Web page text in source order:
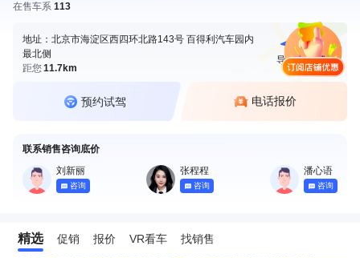
在售车系 113
地址：北京市海淀区西四环北路143号 百得利汽车园内
最北侧
距您11.7km
导航 电话
预约试驾 电话报价
联系销售咨询底价
刘新丽
咨询
张程程
咨询
潘心语
咨询
精选 促销 报价 VR看车 找销售